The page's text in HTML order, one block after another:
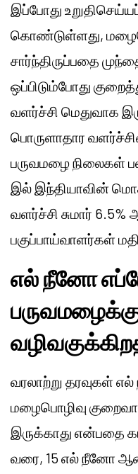
இப்போது
கொண்டுள்ளது,
சார்ந்திருப்பதை
ஒப்பிடும்போது
வளர்ச்சி மெதுவாக
பொருளாதார
பருவமழை நிலைகள்
இல் இந்தியாவின்
வளர்ச்சி சுமார்
பகுப்பாய்வாளர்கள்
எல் நீனோ
வரலாற்று தரவுகள்
மழைபொழிவு
இருக்காது என்பதை
வரை, 15 எல் நீனோ